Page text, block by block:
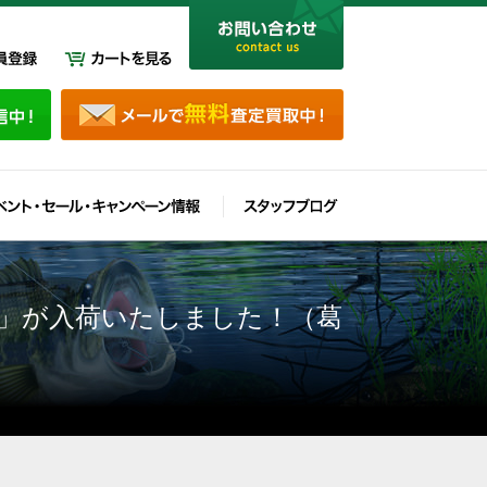
が入荷いたしました！（葛